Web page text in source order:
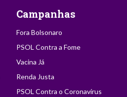
Campanhas
Fora Bolsonaro
PSOL Contra a Fome
Vacina Já
Renda Justa
PSOL Contra o Coronavírus